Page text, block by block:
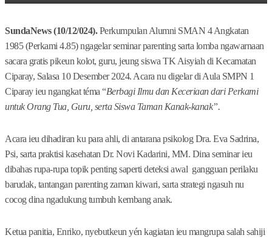
SundaNews (10/12/024).Perkumpulan Alumni SMAN 4 Angkatan
1985 (Perkami 4.85) ngagelar seminar parenting sarta lomba ngawarnaan
sacara gratis pikeun kolot, guru, jeung siswa TK Aisyiah di Kecamatan
Ciparay, Salasa 10 Desember 2024. Acara nu digelar di Aula SMPN 1
Ciparay ieu ngangkat téma “Berbagi Ilmu dan Keceriaan dari Perkami
untuk Orang Tua, Guru, serta Siswa Taman Kanak-kanak”.
Acara ieu dihadiran ku para ahli, di antarana psikolog Dra. Eva Sadrina,
Psi, sarta praktisi kasehatan Dr. Novi Kadarini, MM. Dina seminar ieu
dibahas rupa-rupa topik penting saperti deteksi awal gangguan perilaku
barudak, tantangan parenting zaman kiwari, sarta strategi ngasuh nu
cocog dina ngadukung tumbuh kembang anak.
Ketua panitia, Enriko, nyebutkeun yén kagiatan ieu mangrupa salah sahiji